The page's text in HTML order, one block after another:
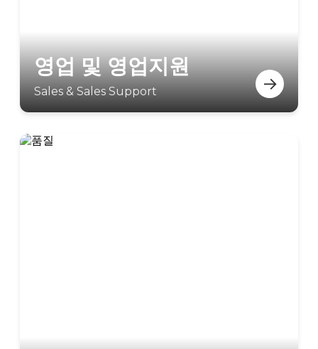
영업 및 영업지원
Sales & Sales Support →